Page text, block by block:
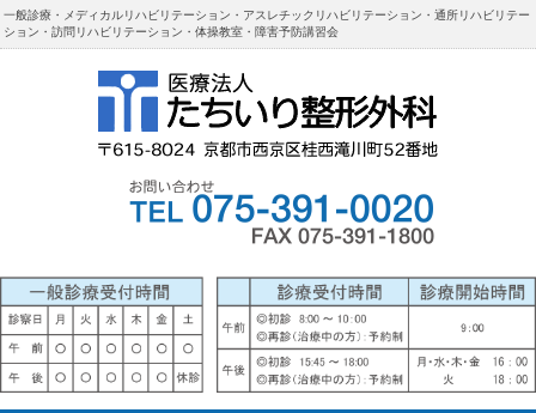
一般診療・メディカルリハビリテーション・アスレチックリハビリテーション・通所リハビリテー
ション・訪問リハビリテーション・体操教室・障害予防講習会